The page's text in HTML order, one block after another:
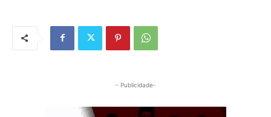
- Publicidade-